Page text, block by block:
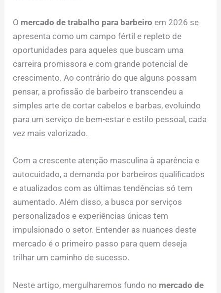
O mercado de trabalho para barbeiro em 2026 se
apresenta como um campo fértil e repleto de
oportunidades para aqueles que buscam uma
carreira promissora e com grande potencial de
crescimento. Ao contrário do que alguns possam
pensar, a profissão de barbeiro transcendeu a
simples arte de cortar cabelos e barbas, evoluindo
para um serviço de bem-estar e estilo pessoal, cada
vez mais valorizado.
Com a crescente atenção masculina à aparência e
autocuidado, a demanda por barbeiros qualificados
e atualizados com as últimas tendências só tem
aumentado. Além disso, a busca por serviços
personalizados e experiências únicas tem
impulsionado o setor. Entender as nuances deste
mercado é o primeiro passo para quem deseja
trilhar um caminho de sucesso.
Neste artigo, mergulharemos fundo no mercado de